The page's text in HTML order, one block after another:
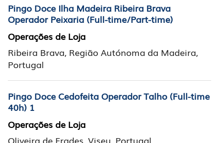
Pingo Doce Ilha Madeira Ribeira Brava
Operador Peixaria (Full-time/Part-time)
Operações de Loja
Ribeira Brava, Região Autónoma da Madeira,
Portugal
Pingo Doce Cedofeita Operador Talho (Full-time
40h) 1
Operações de Loja
Oliveira de Frades, Viseu, Portugal